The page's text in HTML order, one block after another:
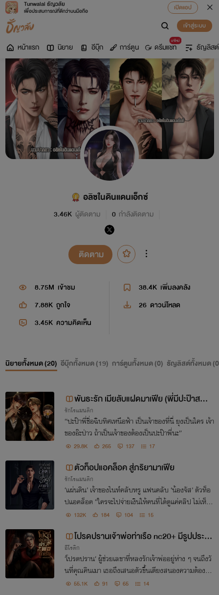
Tunwalai ธัญวลัย
เพื่อประสบการณ์ที่ดีกว่าบนมือถือ
เปิดแอป
เข้าสู่ระบบ
หน้าแรก นิยาย อีบุ๊ก การ์ตูน
มาใหม่
ดรีมแชท ธัญลิสต์
อลิซในดินแดนเอ็กซ์
3.46K ผู้ติดตาม 0 กำลังติดตาม
ติดตาม
8.75M เข้าชม 38.4K เพิ่มลงคลัง
7.88K ถูกใจ 26 ดาวน์โหลด
3.45K ความคิดเห็น
นิยายทั้งหมด (20) อีบุ๊กทั้งหมด (19) การ์ตูนทั้งหมด (0) ธัญลิสต์ทั้งหมด (0
พันธะรัก เมียลับแฝดมาเฟีย (พี่มีปะป๊าสอง
คน!)
รักโรแมนติก
“ปะป๊าพี่ชื่อฉิบทิศเหนือฟ้า เป็นเจ้าของที่นี่ ยุงเป็นใคร เจ้า
ของอ๊ะป่าว ถ้าเป็นเจ้าของต้องเป็นปะป๊าพี่นะ”
29.8K 265 137 17
ตัวท็อปแอคล็อค สู่ภริยามาเฟีย
รักโรแมนติก
‘แผ่นดิน’ เจ้าของไนท์คลับหรู แฟนคลับ ‘น้องจัส’ ตัวท็อ
ปแอคล็อค “ใครจะไปจ่ายเงินให้คนที่ได้ดูแค่คลิป ไม่เห็น
หน้า ไม่ได้เจอตัว โคตรไร้สาระ“ แต่เปย์จนได้คอลส่วนตัว
132K 184 104 15
โปรดปรานเจ้าพ่อท่าเรือ nc20+ มีรูปประก
อบ🔞🔥
อีโรติก
‘โปรดปราน‘ ผู้ช่วยเลขาที่หลงรักเจ้าพ่ออยู่ห่าง ๆ จนถึงวั
นที่คุณคินเมา เธอถึงเสนอตัวขึ้นเตียงสนองความต้องกา
รให้เขา..ไม่ได้คิดว่าจะถูกเลื่อนตำแหน่งมาเป็นเลขาคนสนิ
55.1K 91 65 14